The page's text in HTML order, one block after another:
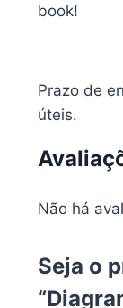
book!
Prazo de
úteis.
Não há
Seja o